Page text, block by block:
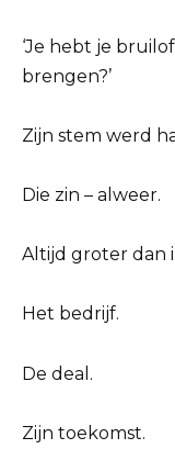
‘Je hebt je
brengen?’
Zijn stem werd
Die zin – alweer.
Altijd groter dan
Het bedrijf.
De deal.
Zijn toekomst.